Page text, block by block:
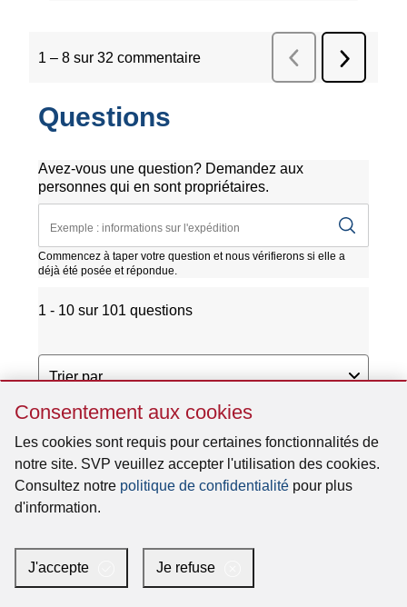
Consentement
aux
cookies
Consentement aux cookies
Les cookies sont requis pour certaines fonctionnalités de
notre site. SVP veuillez accepter l'utilisation des cookies.
Consultez notre politique de confidentialité pour plus
d'information.
J'accepte Je refuse